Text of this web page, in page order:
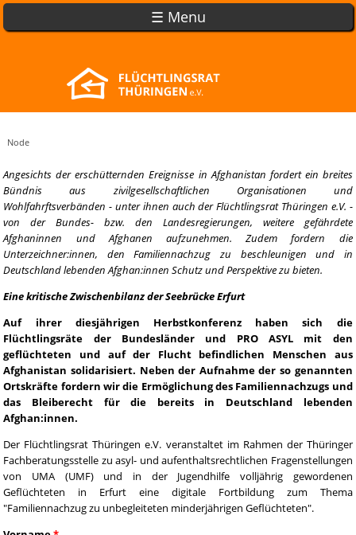
☰ Menu
Node
Angesichts der erschütternden Ereignisse in Afghanistan fordert ein breites
Bündnis aus zivilgesellschaftlichen Organisationen und
Wohlfahrftsverbänden - unter ihnen auch der Flüchtlingsrat Thüringen e.V. -
von der Bundes- bzw. den Landesregierungen, weitere gefährdete
Afghaninnen und Afghanen aufzunehmen. Zudem fordern die
Unterzeichner:innen, den Familiennachzug zu beschleunigen und in
Deutschland lebenden Afghan:innen Schutz und Perspektive zu bieten.
Eine kritische Zwischenbilanz der Seebrücke Erfurt
Auf ihrer diesjährigen Herbstkonferenz haben sich die
Flüchtlingsräte der Bundesländer und PRO ASYL mit den
geflüchteten und auf der Flucht befindlichen Menschen aus
Afghanistan solidarisiert. Neben der Aufnahme der so genannten
Ortskräfte fordern wir die Ermöglichung des Familiennachzugs und
das Bleiberecht für die bereits in Deutschland lebenden
Afghan:innen.
Der Flüchtlingsrat Thüringen e.V. veranstaltet im Rahmen der Thüringer
Fachberatungsstelle zu asyl- und aufenthaltsrechtlichen Fragenstellungen
von UMA (UMF) und in der Jugendhilfe volljährig gewordenen
Geflüchteten in Erfurt eine digitale Fortbildung zum Thema
"Familiennachzug zu unbegleiteten minderjährigen Geflüchteten".